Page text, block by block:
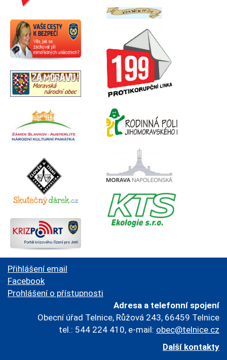
Přihlášení email
Facebook
Prohlášení o přístupnosti
Adresa a telefonní spojení
Obecní úřad Telnice, Růžová 243, 66459 Telnice
tel.: 544 224 410, e-mail: obec@telnice.cz
Další kontakty